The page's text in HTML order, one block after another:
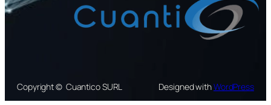
Copyright © Cuantico SURL Designed withWordPress